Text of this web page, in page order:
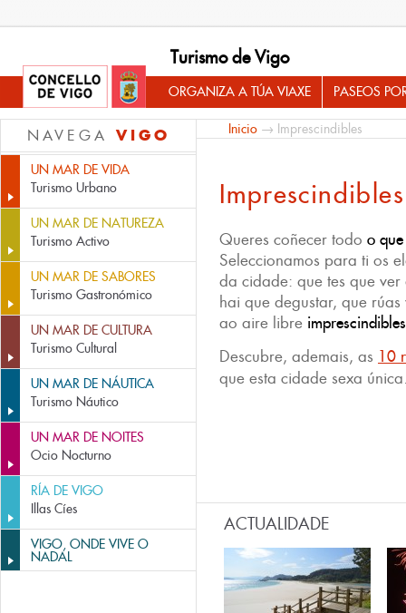
Turismo de Vigo
ORGANIZA A TÚA VIAXE PASEOS
NAVEGA VIGO
UN MAR DE VIDA
Turismo Urbano
UN MAR DE NATUREZA
Turismo Activo
UN MAR DE SABORES
Turismo Gastronómico
UN MAR DE CULTURA
Turismo Cultural
UN MAR DE NÁUTICA
Turismo Náutico
UN MAR DE NOITES
Ocio Nocturno
RÍA DE VIGO
Illas Cíes
VIGO, ONDE VIVE O
NADAL
Inicio → Imprescindibles
Imprescindibles
Queres coñecer todo o
Seleccionamos para ti os
da cidade: que tes que
hai que degustar, que
ao aire libre
Descubre, ademais, as 10
que esta cidade sexa
ACTUALIDADE